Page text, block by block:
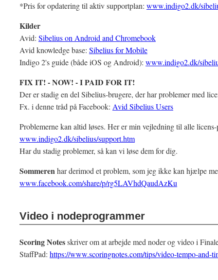
*Pris for opdatering til aktiv supportplan: www.indigo2.dk/
Kilder
Avid: Sibelius on Android and Chromebook
Avid knowledge base: Sibelius for Mobile
Indigo 2's guide (både iOS og Android): www.indigo2.dk/
FIX IT! - NOW! - I PAID FOR IT!
Der er stadig en del Sibelius-brugere, der har problemer med
Fx. i denne tråd på Facebook: Avid Sibelius Users
Problemerne kan altid løses. Her er min vejledning til alle
www.indigo2.dk/sibelius/support.htm
Har du stadig problemer, så kan vi løse dem for dig.
Sommerenhar derimod et problem, som jeg ikke kan hjælpe
www.facebook.com/share/p/rg5LAVhdQaudAzKu
Video i nodeprogrammer
Scoring Notesskriver om at arbejde med noder og video i
StaffPad: https://www.scoringnotes.com/tips/video-tempo-and-